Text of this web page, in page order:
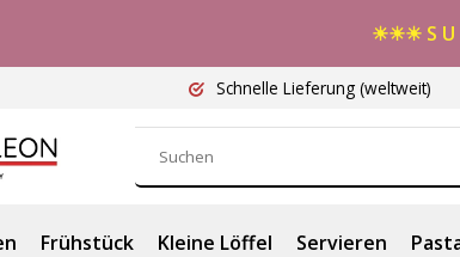
☀☀☀ S U
Schnelle Lieferung (weltweit)
Frühstück Kleine Löffel Servieren